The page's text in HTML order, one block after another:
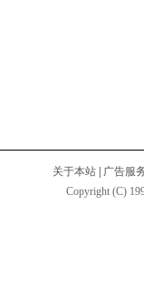
关于本站
广告服
Copyright (C)